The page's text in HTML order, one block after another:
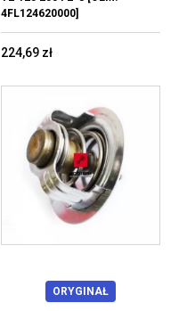
4FL124620000]
224,69 zł
ORYGINAŁ